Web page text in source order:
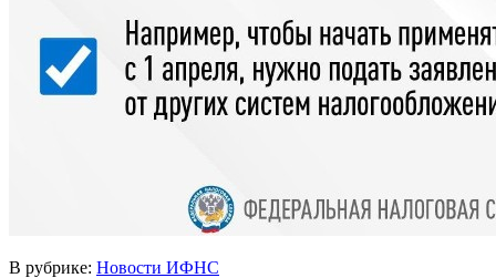
В рубрике: Новости ИФНС